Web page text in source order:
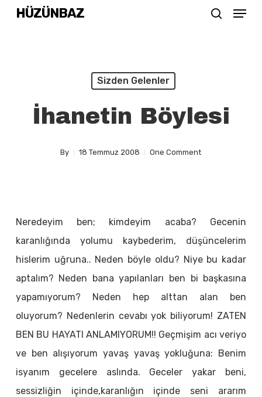
SkipHÜZÜNBAZ Menu
Sizden Gelenler
İhanetin Böylesi
By 18 Temmuz 2008 One Comment
Neredeyim ben; kimdeyim acaba? Gecenin
karanlığında yolumu kaybederim, düşüncelerim
hislerim uğruna.. Neden böyle oldu? Niye bu kadar
aptalım? Neden bana yapılanları ben bi başkasına
yapamıyorum? Neden hep alttan alan ben
oluyorum? Nedenlerin cevabı yok biliyorum! ZATEN
BEN BU HAYATI ANLAMIYORUM!! Geçmişim acı veriyo
ve ben alışıyorum yavaş yavaş yokluğuna: Benim
isyanım gecelere aslında. Geceler yakar beni,
sessizliğin içinde,karanlığın içinde seni ararım